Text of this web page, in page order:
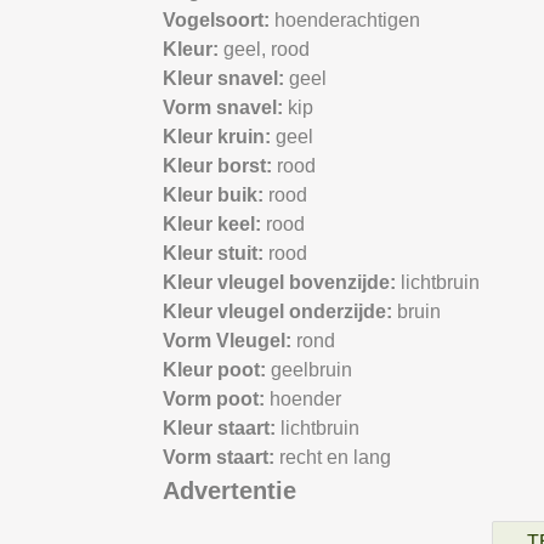
Vogelsoort: hoenderachtigen
Kleur:geel, rood
Kleur snavel:geel
Vorm snavel: kip
Kleur kruin:geel
Kleur borst: rood
Kleur buik: rood
Kleur keel: rood
Kleur stuit: rood
Kleur vleugel bovenzijde: lichtbruin
Kleur vleugel onderzijde: bruin
Vorm Vleugel: rond
Kleur poot:geelbruin
Vorm poot: hoender
Kleur staart: lichtbruin
Vorm staart: recht en lang
Advertentie